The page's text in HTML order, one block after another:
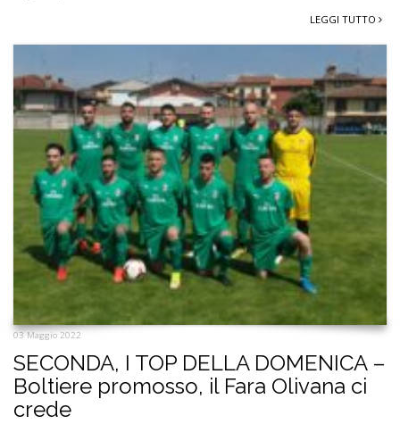
LEGGI TUTTO
03 Maggio 2022
SECONDA, I TOP DELLA DOMENICA –
Boltiere promosso, il Fara Olivana ci
crede